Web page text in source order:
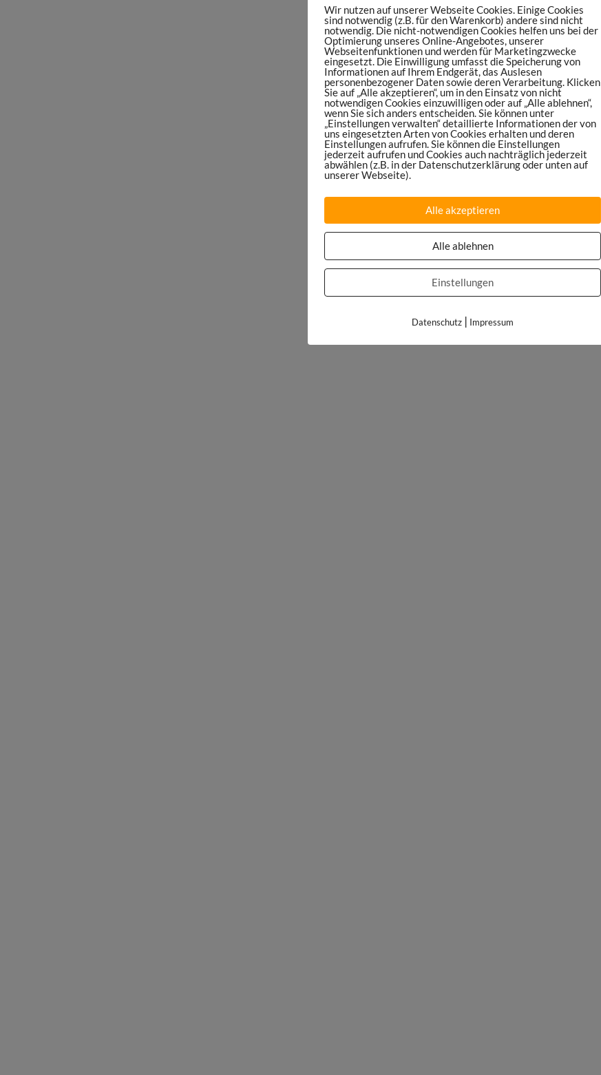
Wir nutzen auf unserer Webseite Cookies. Einige Cookies
sind notwendig (z.B. für den Warenkorb) andere sind nicht
notwendig. Die nicht-notwendigen Cookies helfen uns bei der
Optimierung unseres Online-Angebotes, unserer
Webseitenfunktionen und werden für Marketingzwecke
eingesetzt. Die Einwilligung umfasst die Speicherung von
Informationen auf Ihrem Endgerät, das Auslesen
personenbezogener Daten sowie deren Verarbeitung. Klicken
Sie auf „Alle akzeptieren“, um in den Einsatz von nicht
notwendigen Cookies einzuwilligen oder auf „Alle ablehnen“,
wenn Sie sich anders entscheiden. Sie können unter
„Einstellungen verwalten“ detaillierte Informationen der von
uns eingesetzten Arten von Cookies erhalten und deren
Einstellungen aufrufen. Sie können die Einstellungen
jederzeit aufrufen und Cookies auch nachträglich jederzeit
abwählen (z.B. in der Datenschutzerklärung oder unten auf
unserer Webseite).
Alle akzeptieren
Alle ablehnen
Einstellungen
Datenschutz | Impressum